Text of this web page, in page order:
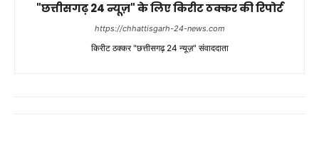
"छत्तीसगढ़ 24 न्यूज़" के लिए किरीट ठक्कर की रिपोर्ट
https://chhattisgarh-24-news.com
किरीट ठक्कर "छत्तीसगढ़ 24 न्यूज़" संवाददाता